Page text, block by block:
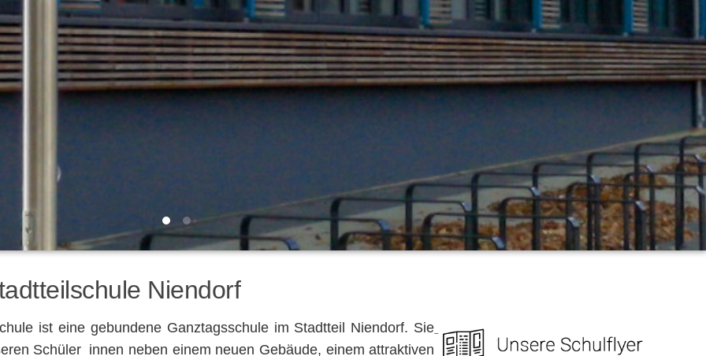
Niendorf
ist eine gebundene Ganztagsschule im Stadtteil Niendorf. Sie
Schüler_innen neben einem neuen Gebäude, einem attraktiven